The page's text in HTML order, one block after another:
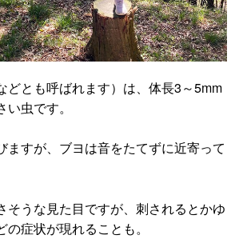
どとも呼ばれます）は、体長3～5mm
虫です。
ますが、ブヨは音をたてずに近寄って
そうな見た目ですが、刺されるとかゆ
症状が現れることも。